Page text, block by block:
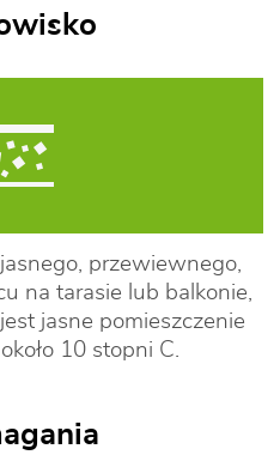
przewiewnego,
na tarasie lub balkonie,
jasne pomieszczenie
10 stopni C.